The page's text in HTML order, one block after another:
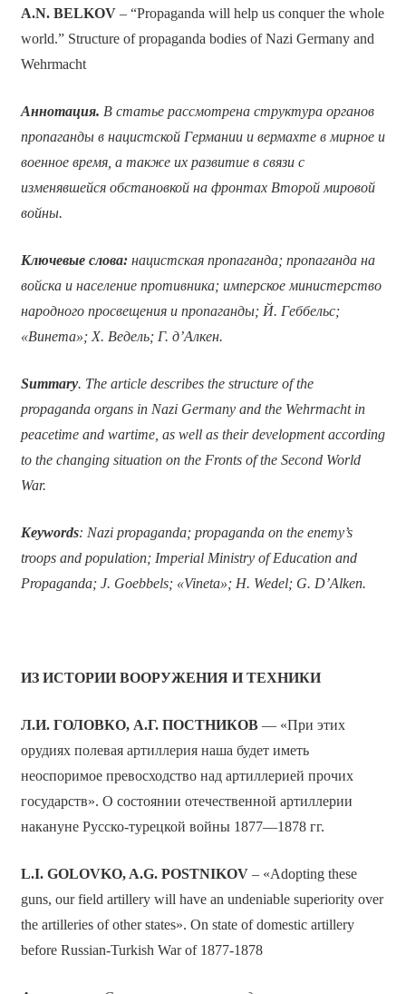
A.N. BELKOV– “Propaganda will help us conquer the whole
world.” Structure of propaganda bodies of Nazi Germany and
Wehrmacht
Аннотация. В статье рассмотрена структура органов
пропаганды в нацистской Германии и вермахте в мирное и
военное время, а также их развитие в связи с
изменявшейся обстановкой на фронтах Второй мировой
войны.
Ключевые слова: нацистская пропаганда; пропаганда на
войска и население противника; имперское министерство
народного просвещения и пропаганды; Й. Геббельс;
«Винета»; Х. Ведель; Г. д’Алкен.
Summary. The article describes the structure of the
propaganda organs in Nazi Germany and the Wehrmacht in
peacetime and wartime, as well as their development according
to the changing situation on the Fronts of the Second World
War.
Keywords: Nazi propaganda; propaganda on the enemy’s
troops and population; Imperial Ministry of Education and
Propaganda; J. Goebbels; «Vineta»; H. Wedel; G. D’Alken.
ИЗ ИСТОРИИ ВООРУЖЕНИЯ И ТЕХНИКИ
Л.И. ГОЛОВКО, А.Г. ПОСТНИКОВ— «При этих
орудиях полевая артиллерия наша будет иметь
неоспоримое превосходство над артиллерией прочих
государств». О состоянии отечественной артиллерии
накануне Русско-турецкой войны 1877—1878 гг.
L.I. GOLOVKO, A.G. POSTNIKOV– «Adopting these
guns, our field artillery will have an undeniable superiority over
the artilleries of other states». On state of domestic artillery
before Russian-Turkish War of 1877-1878